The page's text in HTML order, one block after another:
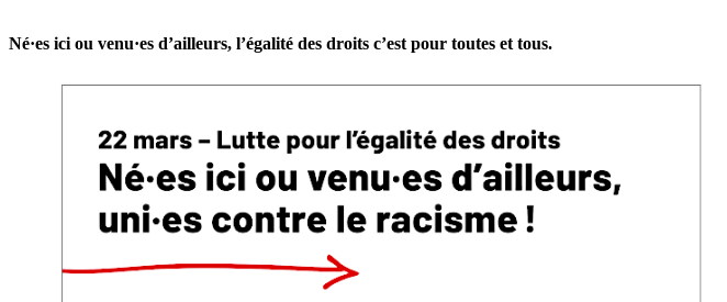
Né·es ici ou venu·es d’ailleurs, l’égalité des droits c’est pour toutes et tous.